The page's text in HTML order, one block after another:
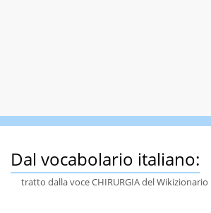
Dal vocabolario italiano:
tratto dalla voce CHIRURGIA del Wikizionario